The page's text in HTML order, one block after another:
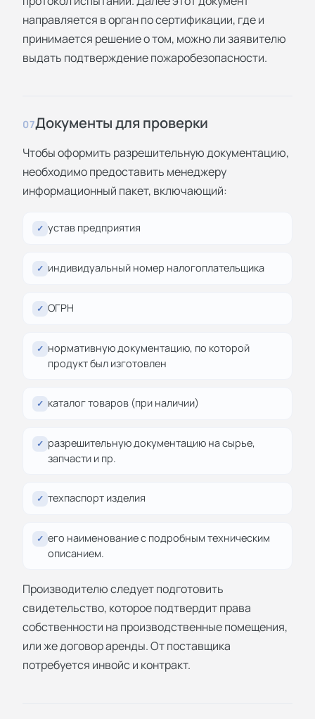
направляется в орган по сертификации, где и
принимается решение о том, можно ли заявителю
выдать подтверждение пожаробезопасности.
07Документы для проверки
Чтобы оформить разрешительную документацию,
необходимо предоставить менеджеру
информационный пакет, включающий:
✓ устав предприятия
✓ индивидуальный номер налогоплательщика
✓ ОГРН
✓ нормативную документацию, по которой
продукт был изготовлен
✓ каталог товаров (при наличии)
✓ разрешительную документацию на сырье,
запчасти и пр.
✓ техпаспорт изделия
✓ его наименование с подробным техническим
описанием.
Производителю следует подготовить
свидетельство, которое подтвердит права
собственности на производственные помещения,
или же договор аренды. От поставщика
потребуется инвойс и контракт.